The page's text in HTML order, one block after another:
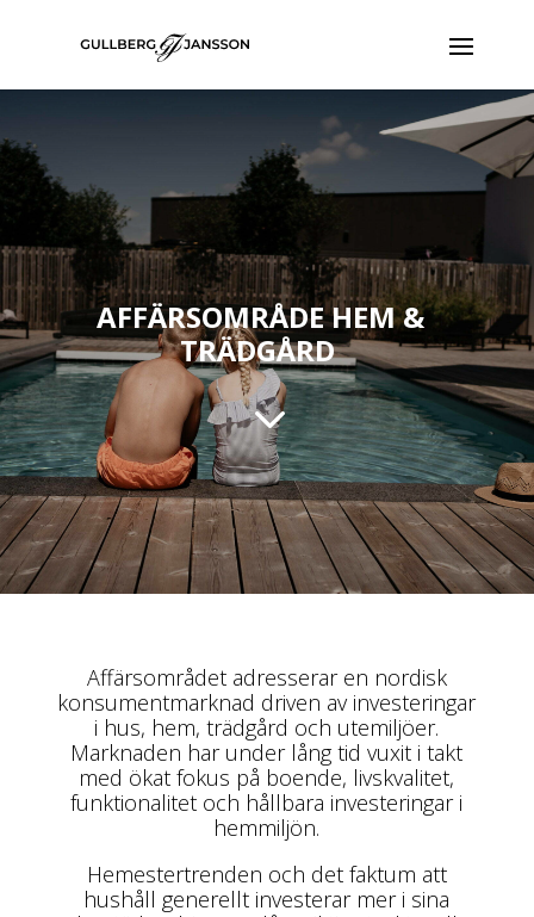
AFFÄRSOMRÅDE HEM &
TRÄDGÅRD
3
Affärsområdet adresserar en nordisk
konsumentmarknad driven av investeringar
i hus, hem, trädgård och utemiljöer.
Marknaden har under lång tid vuxit i takt
med ökat fokus på boende, livskvalitet,
funktionalitet och hållbara investeringar i
hemmiljön.
Hemestertrenden och det faktum att
hushåll generellt investerar mer i sina